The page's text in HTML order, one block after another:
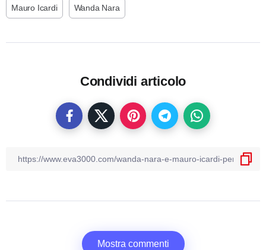
Mauro Icardi Wanda Nara
Condividi articolo
Mostra commenti